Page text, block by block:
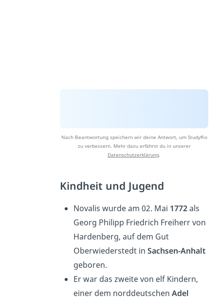
Nach Beantwortung speichern wir deine Antwort, um Studyflix
zu verbessern. Mehr dazu erfährst du in unserer
Datenschutzerklärung.
Kindheit und Jugend
Novalis wurde am 02. Mai 1772als
Georg Philipp Friedrich Freiherr von
Hardenberg, auf dem Gut
Oberwiederstedt inSachsen-Anhalt
geboren.
Er war das zweite von elf Kindern,
einer dem norddeutschenAdel